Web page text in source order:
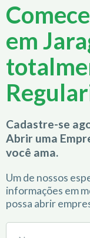
em
Cadastre-se
Abrir uma
você ama.
Um de nossos
informações em
possa abrir